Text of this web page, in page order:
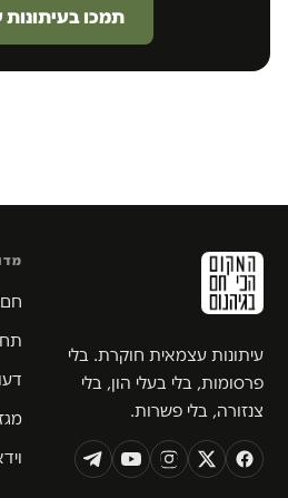
תמכו
עיתונות עצמאית חוקרת. בלי
פרסומות, בלי בעלי הון, בלי
צנזורה, בלי פשרות.
חם